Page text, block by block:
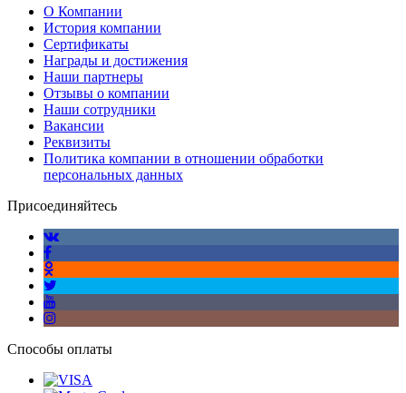
О Компании
История компании
Сертификаты
Награды и достижения
Наши партнеры
Отзывы о компании
Наши сотрудники
Вакансии
Реквизиты
Политика компании в отношении обработки
персональных данных
Присоединяйтесь
Способы оплаты